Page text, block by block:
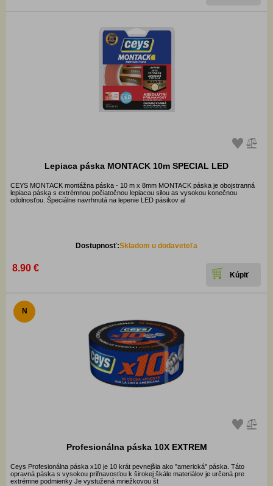
Lepiaca páska MONTACK 10m SPECIAL LED
CEYS MONTACK montážna páska - 10 m x 8mm MONTACK páska je obojstranná
lepiaca páska s extrémnou počiatočnou lepiacou silou as vysokou konečnou
odolnosťou. Špeciálne navrhnutá na lepenie LED pásikov al
Dostupnosť:Skladom u dodaveteľa
8.90 €
N
Profesionálna páska 10X EXTREM
Ceys Profesionálna páska x10 je 10 krát pevnejšia ako "americká" páska. Táto
opravná páska s vysokou priľnavosťou k širokej škále materiálov je určená pre
extrémne podmienky Je vystužená mriežkovou št